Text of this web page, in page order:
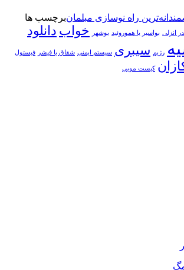
برچسب ها
انزلی بواسیر یا هموروئید بوشهر خواب دانلود
رژیم سیبری سیستم ایمنی شقاق یا فیشر فیستول
کیست مویی